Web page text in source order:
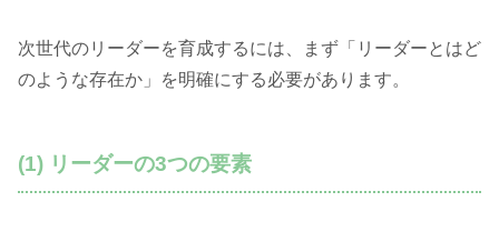
次世代のリーダーを育成するには、まず「リーダーとはど
のような存在か」を明確にする必要があります。
(1) リーダーの3つの要素